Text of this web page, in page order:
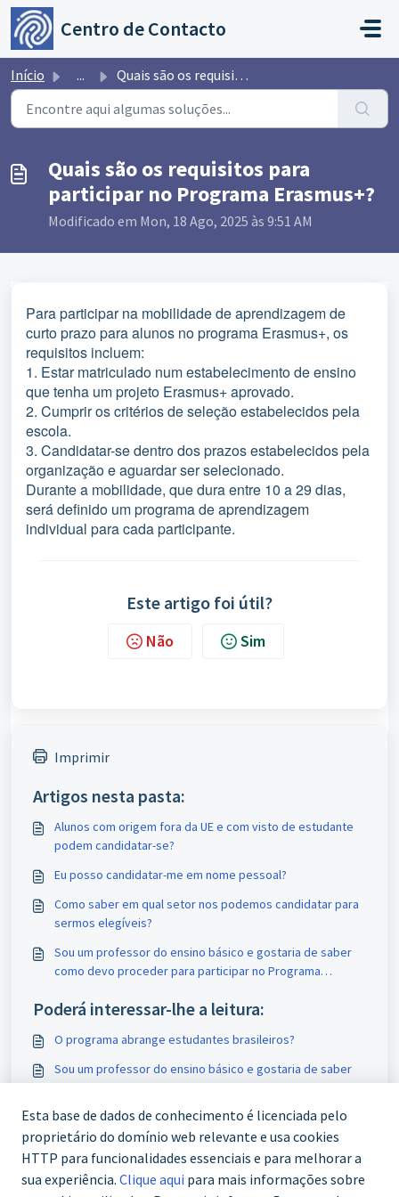
Avançar para o conteúdo principal
Centro de Contacto
Início ... Quais são os requisitos para participar no Programa Erasm...
Quais são os requisitos para
participar no Programa Erasmus+?
Modificado em Mon, 18 Ago, 2025 às 9:51 AM
Para participar na mobilidade de aprendizagem de
curto prazo para alunos no programa Erasmus+, os
requisitos incluem:
1. Estar matriculado num estabelecimento de ensino
que tenha um projeto Erasmus+ aprovado.
2. Cumprir os critérios de seleção estabelecidos pela
escola.
3. Candidatar-se dentro dos prazos estabelecidos pela
organização e aguardar ser selecionado.
Durante a mobilidade, que dura entre 10 a 29 dias,
será definido um programa de aprendizagem
individual para cada participante.
Este artigo foi útil?
Não Sim
Imprimir
Artigos nesta pasta:
Alunos com origem fora da UE e com visto de estudante
podem candidatar-se?
Eu posso candidatar-me em nome pessoal?
Como saber em qual setor nos podemos candidatar para
sermos elegíveis?
Sou um professor do ensino básico e gostaria de saber
como devo proceder para participar no Programa
Poderá interessar-lhe a leitura:
O programa abrange estudantes brasileiros?
Sou um professor do ensino básico e gostaria de saber
como devo proceder para participar no Programa
É necessário pagar para participar no Programa
ERASMUS+?
Como associar o EU-Login ao OID?
Esta base de dados de conhecimento é licenciada pelo
proprietário do domínio web relevante e usa cookies
HTTP para funcionalidades essenciais e para melhorar a
sua experiência. Clique aqui para mais informações sobre